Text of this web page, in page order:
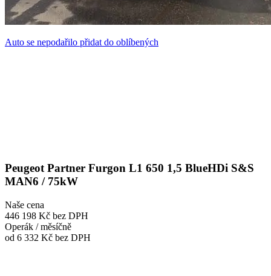
Auto se nepodařilo přidat do oblíbených
Peugeot Partner Furgon L1 650 1,5 BlueHDi S&S
MAN6 / 75kW
Naše cena
446 198 Kč bez DPH
Operák / měsíčně
od 6 332 Kč bez DPH